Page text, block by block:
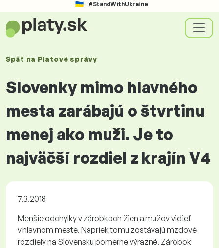
#StandWithUkraine
Späť na Platovésprávy
Slovenky mimo hlavného
mesta zarábajú o štvrtinu
menej ako muži. Je to
najväčší rozdiel z krajín V4
7.3.2018
Menšie odchýlky v zárobkoch žien a mužov vidieť
v hlavnom meste. Napriek tomu zostávajú mzdové
rozdiely na Slovensku pomerne výrazné. Zárobok